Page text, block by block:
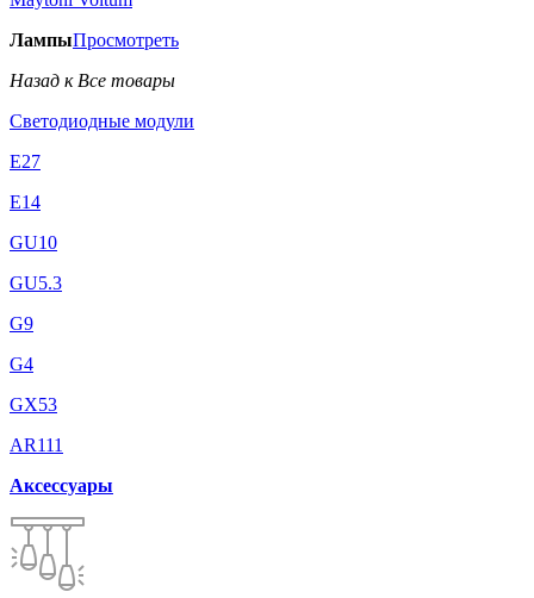
ЛампыПросмотреть
Назад к Все товары
Светодиодные модули
E27
E14
GU10
GU5.3
G9
G4
GX53
AR111
Аксессуары